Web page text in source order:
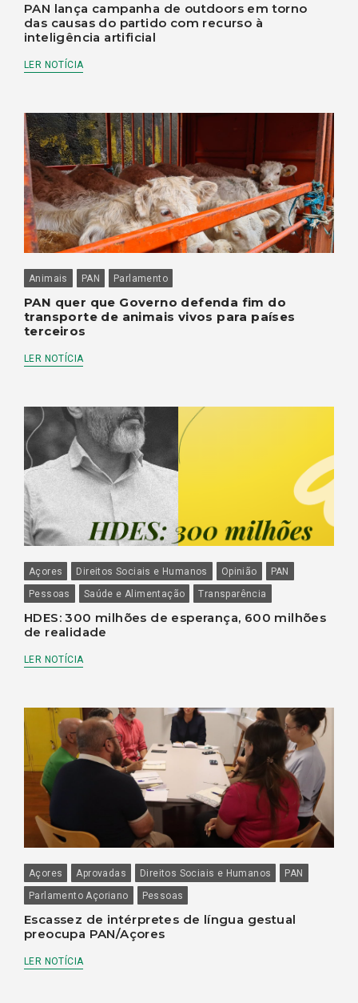
PAN lança campanha de outdoors em torno
das causas do partido com recurso à
inteligência artificial
LER NOTÍCIA
Animais PAN Parlamento
PAN quer que Governo defenda fim do
transporte de animais vivos para países
terceiros
LER NOTÍCIA
Açores Direitos Sociais e Humanos Opinião
PAN
Pessoas
Saúde e Alimentação Transparência
HDES: 300 milhões de esperança, 600 milhões
de realidade
LER NOTÍCIA
Açores Aprovadas Direitos Sociais e Humanos
PAN
Parlamento Açoriano
Pessoas
Escassez de intérpretes de língua gestual
preocupa PAN/Açores
LER NOTÍCIA